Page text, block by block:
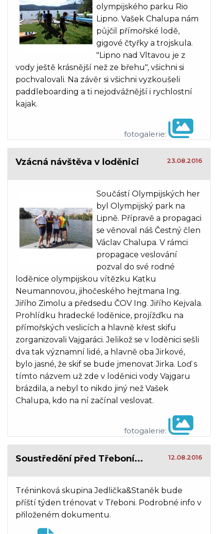
olympijského parku Rio
Lipno. Vašek Chalupa nám
půjčil přímořské lodě,
gigové čtyřky a trojskula.
"Lipno nad Vltavou je z
vody ještě krásnější než ze břehu", všichni si
pochvalovali. Na závěr si všichni vyzkoušeli
paddleboarding a ti nejodvážnější i rychlostní
kajak.
fotogalerie:
Vzácná návštěva v loděnici 23.08.2016
Součástí Olympijských her
byl Olympijský park na
Lipně. Přípravě a propagaci
se věnoval náš Čestný člen
Václav Chalupa. V rámci
propagace veslování
pozval do své rodné
loděnice olympijskou vítězku Katku
Neumannovou, jihočeského hejtmana Ing.
Jiřího Zimolu a předsedu ČOV Ing. Jiřího Kejvala.
Prohlídku hradecké loděnice, projížďku na
přímořských veslicích a hlavně křest skifu
zorganizovali Vajgaráci. Jelikož se v loděnici sešli
dva tak významní lidé, a hlavně oba Jirkové,
bylo jasné, že skif se bude jmenovat Jirka. Loď s
tímto názvem už zde v loděnici vody Vajgaru
brázdila, a nebyl to nikdo jiný než Vašek
Chalupa, kdo na ní začínal veslovat.
fotogalerie:
Soustředění před Třeboní... 12.08.2016
Tréninková skupina Jedlička&Staněk bude
příští týden trénovat v Třeboni. Podrobné info v
přiloženém dokumentu.